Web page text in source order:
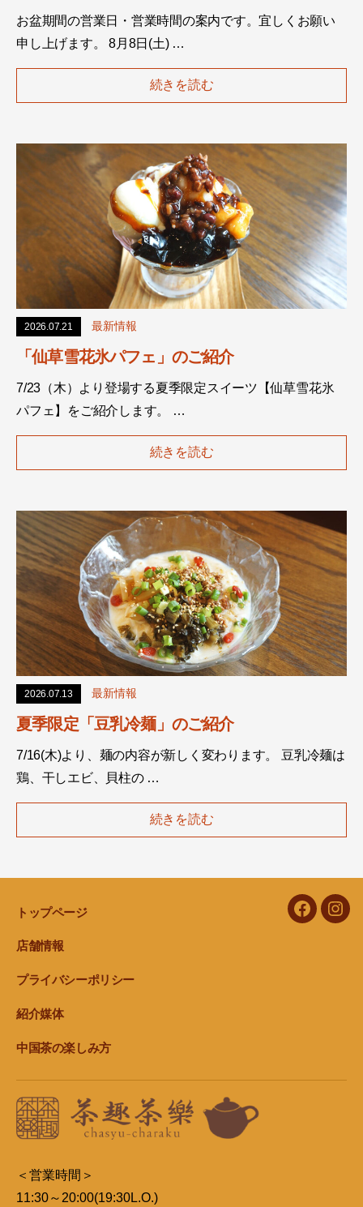
お盆期間の営業日・営業時間の案内です。宜しくお願い
申し上げます。 8月8日(土) …
続きを読む
2026.07.21 最新情報
「仙草雪花氷パフェ」のご紹介
7/23（木）より登場する夏季限定スイーツ【仙草雪花氷
パフェ】をご紹介します。 …
続きを読む
2026.07.13 最新情報
夏季限定「豆乳冷麺」のご紹介
7/16(木)より、麺の内容が新しく変わります。 豆乳冷麺は
鶏、干しエビ、貝柱の …
続きを読む
トップページ
店舗情報
プライバシーポリシー
紹介媒体
中国茶の楽しみ方
facebook
＜営業時間＞
11:30～20:00(19:30L.O.)